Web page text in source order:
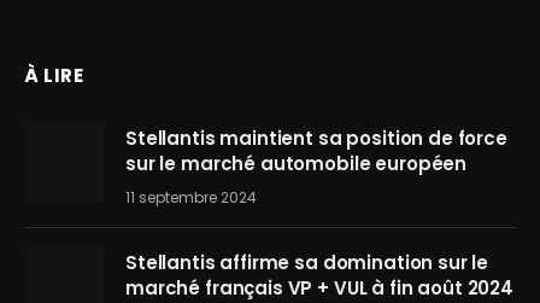
À LIRE
Stellantis maintient sa position de force
sur le marché automobile européen
11 septembre 2024
Stellantis affirme sa domination sur le
marché français VP + VUL à fin août 2024